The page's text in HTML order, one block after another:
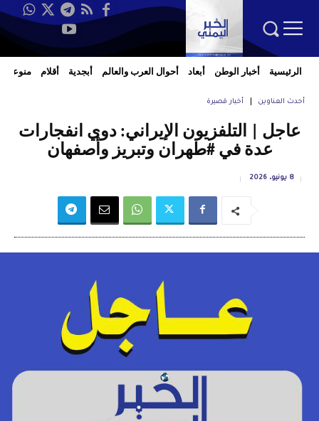
الرئيسية أخبار الوطن أبعاد أحوال العرب والعالم أبجدية أقلام منوعات
أحدث العناوين أخبار قصيرة
عاجل | التلفزيون الإيراني: دوي انفجارات
عدة في #طهران وتبريز وأصفهان
8 يونيو، 2026